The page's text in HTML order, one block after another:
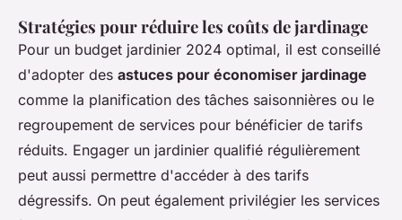
Stratégies pour réduire les coûts de jardinage
Pour un budget jardinier 2024 optimal, il est conseillé
d'adopter des astuces pour économiser jardinage
comme la planification des tâches saisonnières ou le
regroupement de services pour bénéficier de tarifs
réduits. Engager un jardinier qualifié régulièrement
peut aussi permettre d'accéder à des tarifs
dégressifs. On peut également privilégier les services